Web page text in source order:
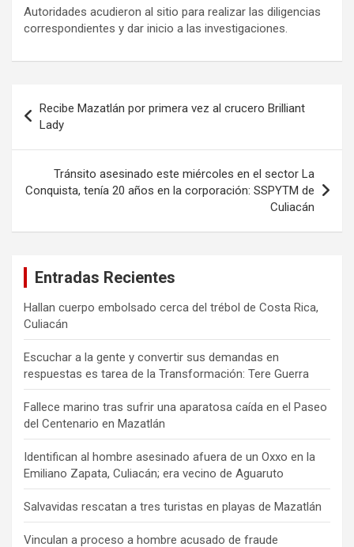
Autoridades acudieron al sitio para realizar las diligencias
correspondientes y dar inicio a las investigaciones.
de
entradas
Recibe Mazatlán por primera vez al crucero Brilliant
Lady
Tránsito asesinado este miércoles en el sector La
Conquista, tenía 20 años en la corporación: SSPYTM de
Culiacán
Entradas Recientes
Hallan cuerpo embolsado cerca del trébol de Costa Rica,
Culiacán
Escuchar a la gente y convertir sus demandas en
respuestas es tarea de la Transformación: Tere Guerra
Fallece marino tras sufrir una aparatosa caída en el Paseo
del Centenario en Mazatlán
Identifican al hombre asesinado afuera de un Oxxo en la
Emiliano Zapata, Culiacán; era vecino de Aguaruto
Salvavidas rescatan a tres turistas en playas de Mazatlán
Vinculan a proceso a hombre acusado de fraude